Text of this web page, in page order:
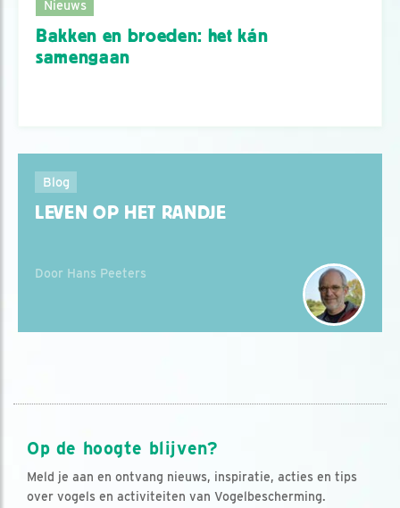
Nieuws
Bakken en broeden: het kán
samengaan
Blog
LEVEN OP HET RANDJE
Door Hans Peeters
Op de hoogte blijven?
Meld je aan en ontvang nieuws, inspiratie, acties en tips
over vogels en activiteiten van Vogelbescherming.